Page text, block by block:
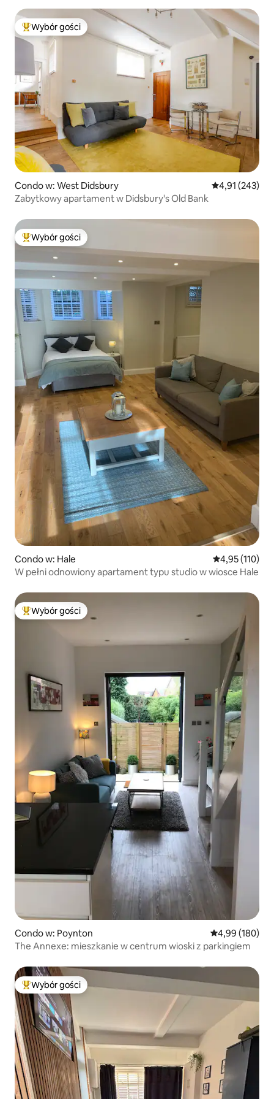
Najpopularniejsze z kategorii Wybór gości
Wybór gości
Condo w: West Didsbury Średnia
4,91 (243)
Zabytkowy apartament w Didsbury's Old Bank
Najpopularniejsze z kategorii Wybór gości
Wybór gości
Condo w: Hale Średnia
4,95 (110)
W pełni odnowiony apartament typu studio w wiosce Hale
Najpopularniejsze z kategorii Wybór gości
Wybór gości
Condo w: Poynton Średnia
4,99 (180)
The Annexe: mieszkanie w centrum wioski z parkingiem
Najpopularniejsze z kategorii Wybór gości
Wybór gości